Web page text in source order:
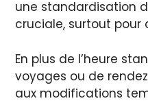
une standardisation
cruciale, surtout
En plus de l’heure
voyages ou de
aux modifications